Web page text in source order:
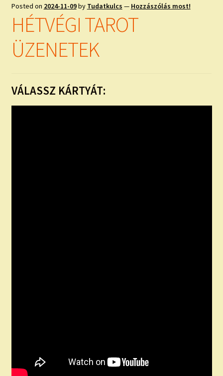
ISMERJ MEG!
ÍRJ NEKEM!
TAROT ELEMZÉS MEGRENDELÉSE LIMITÁLT!
Posted on 2024-11-09by Tudatkulcs — Hozzászólás most!
HÉTVÉGI TAROT
ÜZENETEK
VÁLASSZ KÁRTYÁT: